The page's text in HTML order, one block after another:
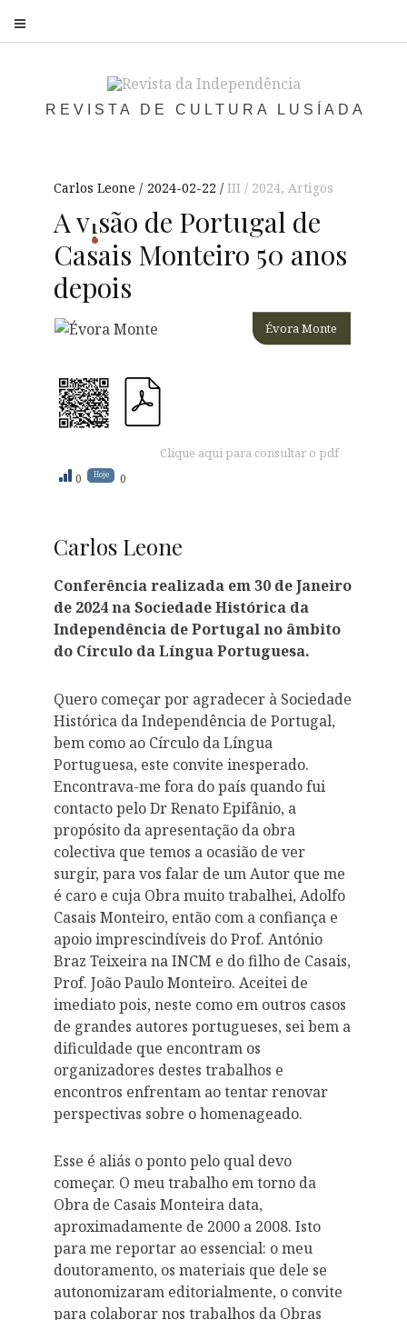
REVISTA DE CULTURA LUSÍADA
Carlos Leone 2024-02-22 III / 2024,Artigos
Avisão de Portugal de
Casais Monteiro 50 anos
depois
Évora Monte
Clique aqui para consultar o pdf
0 Hoje 0
Carlos Leone
Conferência realizada em 30 de Janeiro
de 2024 na Sociedade Histórica da
Independência de Portugal no âmbito
do Círculo da Língua Portuguesa.
Quero começar por agradecer à Sociedade
Histórica da Independência de Portugal,
bem como ao Círculo da Língua
Portuguesa, este convite inesperado.
Encontrava-me fora do país quando fui
contacto pelo Dr Renato Epifânio, a
propósito da apresentação da obra
colectiva que temos a ocasião de ver
surgir, para vos falar de um Autor que me
é caro e cuja Obra muito trabalhei, Adolfo
Casais Monteiro, então com a confiança e
apoio imprescindíveis do Prof. António
Braz Teixeira na INCM e do filho de Casais,
Prof. João Paulo Monteiro. Aceitei de
imediato pois, neste como em outros casos
de grandes autores portugueses, sei bem a
dificuldade que encontram os
organizadores destes trabalhos e
encontros enfrentam ao tentar renovar
perspectivas sobre o homenageado.
Esse é aliás o ponto pelo qual devo
começar. O meu trabalho em torno da
Obra de Casais Monteira data,
aproximadamente de 2000 a 2008. Isto
para me reportar ao essencial: o meu
doutoramento, os materiais que dele se
autonomizaram editorialmente, o convite
para colaborar nos trabalhos da Obras